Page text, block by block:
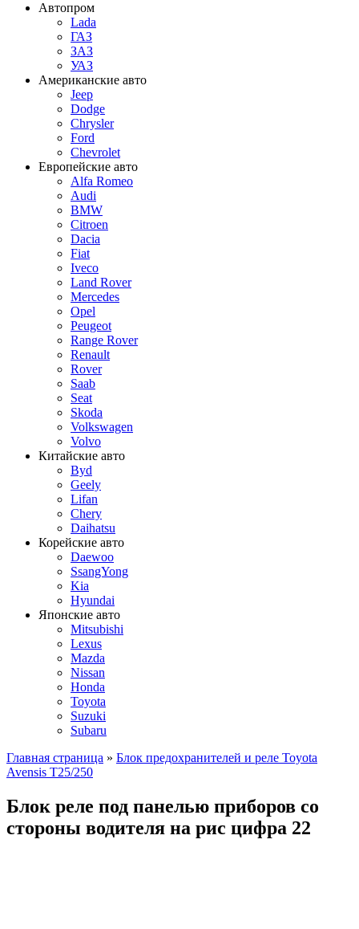
Автопром
Lada
ГАЗ
ЗАЗ
УАЗ
Американские авто
Jeep
Dodge
Chrysler
Ford
Chevrolet
Европейские авто
Alfa Romeo
Audi
BMW
Citroen
Dacia
Fiat
Iveco
Land Rover
Mercedes
Opel
Peugeot
Range Rover
Renault
Rover
Saab
Seat
Skoda
Volkswagen
Volvo
Китайские авто
Byd
Geely
Lifan
Chery
Daihatsu
Корейские авто
Daewoo
SsangYong
Kia
Hyundai
Японские авто
Mitsubishi
Lexus
Mazda
Nissan
Honda
Toyota
Suzuki
Subaru
Главная страница » Блок предохранителей и реле Toyota
Avensis T25/250
Блок реле под панелью приборов со
стороны водителя на рис цифра 22